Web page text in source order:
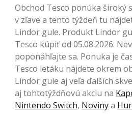
Obchod Tesco ponúka
v zľave a tento týždeň tu
Lindor gule. Produkt Lindor
Tesco kúpiť od 05.08.2026.
poponáhľajte sa. Ponuka je
Tesco letáku nájdete okrem
Lindor gule aj veľa ďalších
aj tohtotýždňovú akciu na
Nintendo Switch, Novinya